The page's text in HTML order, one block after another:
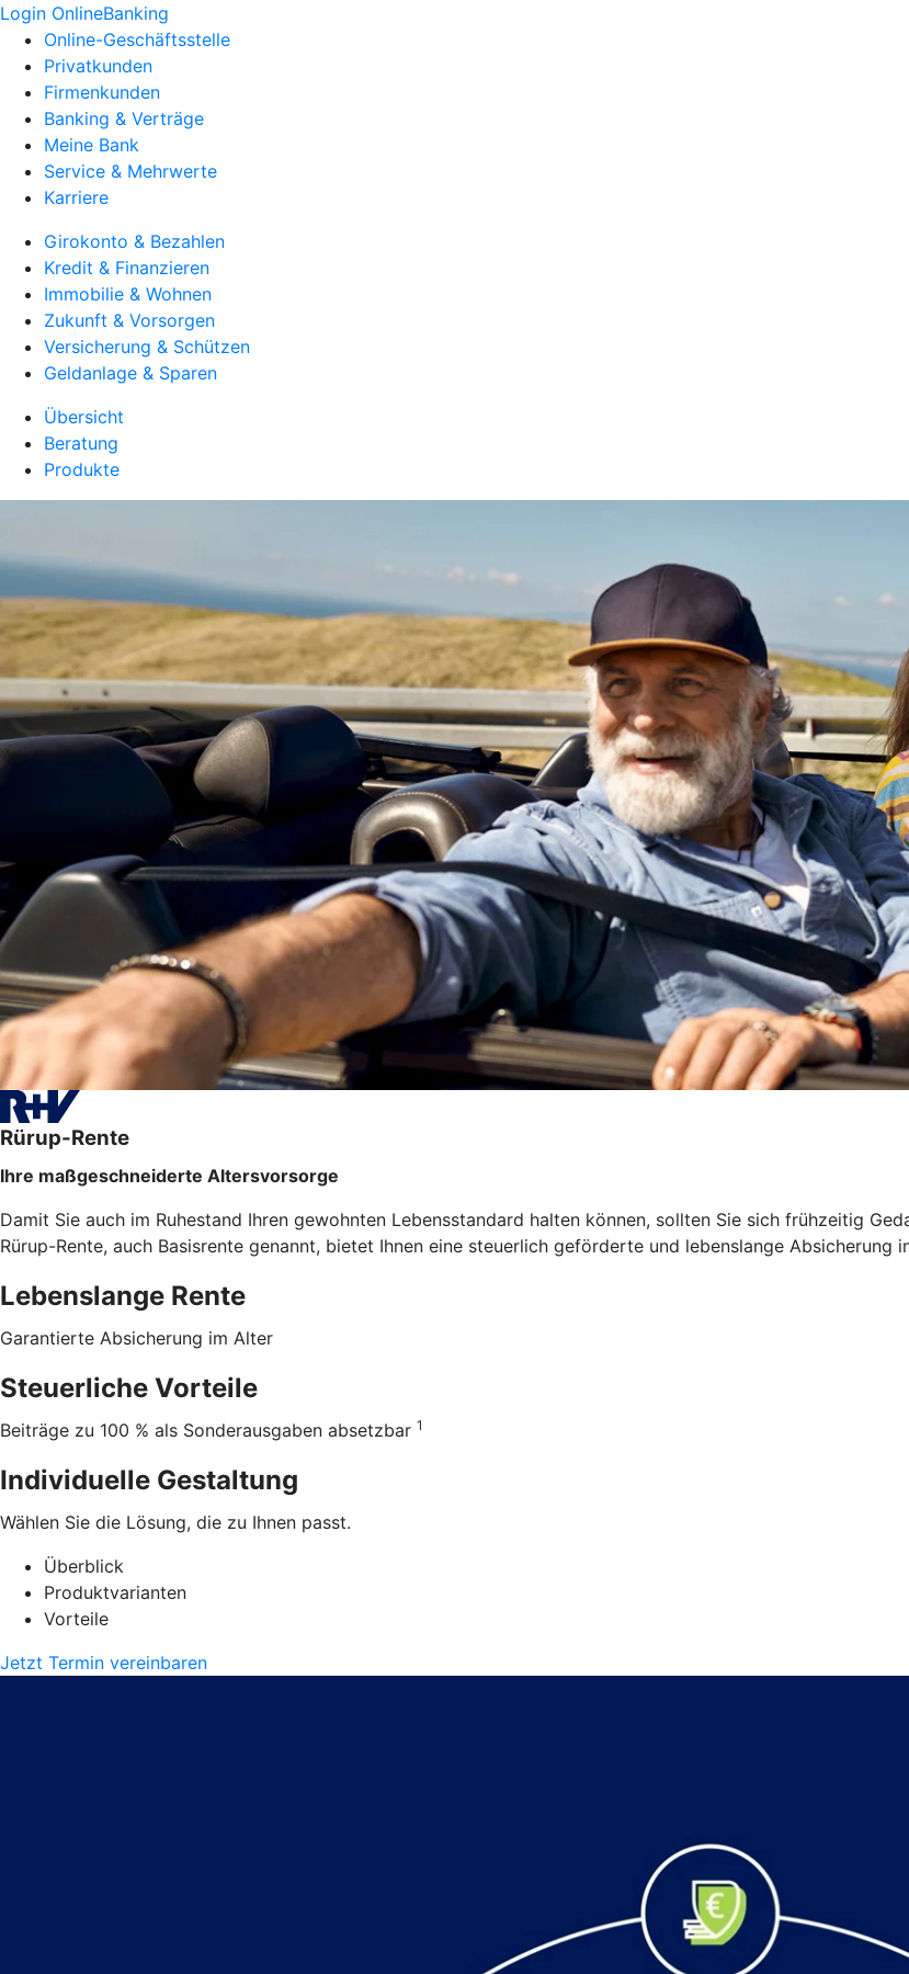
Login OnlineBanking
Online-Geschäftsstelle
Privatkunden
Firmenkunden
Banking & Verträge
Meine Bank
Service & Mehrwerte
Karriere
Girokonto & Bezahlen
Kredit & Finanzieren
Immobilie & Wohnen
Zukunft & Vorsorgen
Versicherung & Schützen
Geldanlage & Sparen
Übersicht
Beratung
Produkte
Rürup-Rente
Ihre maßgeschneiderte Altersvorsorge
Damit Sie auch im Ruhestand Ihren gewohnten Lebensstandard halten können, sollten Sie sich frühzeitig
Rürup-Rente, auch Basisrente genannt, bietet Ihnen eine steuerlich geförderte und lebenslange
Lebenslange Rente
Garantierte Absicherung im Alter
Steuerliche Vorteile
Beiträge zu 100 % als Sonderausgaben absetzbar 1
Individuelle Gestaltung
Wählen Sie die Lösung, die zu Ihnen passt.
Überblick
Produktvarianten
Vorteile
Jetzt Termin vereinbaren